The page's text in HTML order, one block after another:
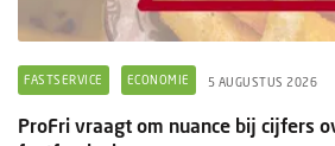
FASTSERVICE ECONOMIE 5 AUGUSTUS 2026
ProFri vraagt om nuance bij cijfers